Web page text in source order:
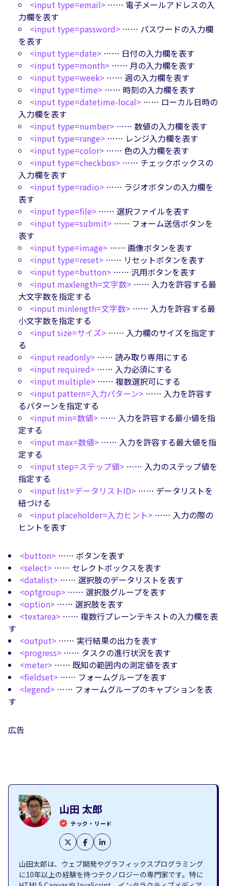
<input type=email> …… 電子メールアドレスの入
力欄を表す
<input type=password> …… パスワードの入力欄
を表す
<input type=date> …… 日付の入力欄を表す
<input type=month> …… 月の入力欄を表す
<input type=week> …… 週の入力欄を表す
<input type=time> …… 時刻の入力欄を表す
<input type=datetime-local> …… ローカル日時の
入力欄を表す
<input type=number> …… 数値の入力欄を表す
<input type=range> …… レンジ入力欄を表す
<input type=color> …… 色の入力欄を表す
<input type=checkbox> …… チェックボックスの
入力欄を表す
<input type=radio> …… ラジオボタンの入力欄を
表す
<input type=file> …… 選択ファイルを表す
<input type=submit> …… フォーム送信ボタンを
表す
<input type=image> …… 画像ボタンを表す
<input type=reset> …… リセットボタンを表す
<input type=button> …… 汎用ボタンを表す
<input maxlength=文字数> …… 入力を許容する最
大文字数を指定する
<input minlength=文字数> …… 入力を許容する最
小文字数を指定する
<input size=サイズ> …… 入力欄のサイズを指定す
る
<input readonly> …… 読み取り専用にする
<input required> …… 入力必須にする
<input multiple> …… 複数選択可にする
<input pattern=入力パターン> …… 入力を許容す
るパターンを指定する
<input min=数値> …… 入力を許容する最小値を指
定する
<input max=数値> …… 入力を許容する最大値を指
定する
<input step=ステップ値> …… 入力のステップ値を
指定する
<input list=データリストID> …… データリストを
紐づける
<input placeholder=入力ヒント> …… 入力の際の
ヒントを表す
<button> …… ボタンを表す
<select> …… セレクトボックスを表す
<datalist> …… 選択肢のデータリストを表す
<optgroup> …… 選択肢グループを表す
<option> …… 選択肢を表す
<textarea> …… 複数行プレーンテキストの入力欄を表
す
<output> …… 実行結果の出力を表す
<progress> …… タスクの進行状況を表す
<meter> …… 既知の範囲内の測定値を表す
<fieldset> …… フォームグループを表す
<legend> …… フォームグループのキャプションを表
す
広告
山田 太郎
テック・リード
山田太郎は、ウェブ開発やグラフィックスプログラミング
に10年以上の経験を持つテクノロジーの専門家です。特に